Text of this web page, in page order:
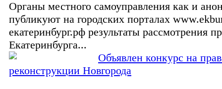
Органы местного самоуправления как и
публикуют на городских порталах
екатеринбург.рф результаты рассмотрения
Екатеринбурга...
Объявлен конкурс на
реконструкции Новгорода